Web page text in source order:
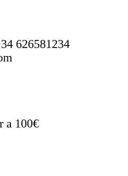
626581234
a 100€